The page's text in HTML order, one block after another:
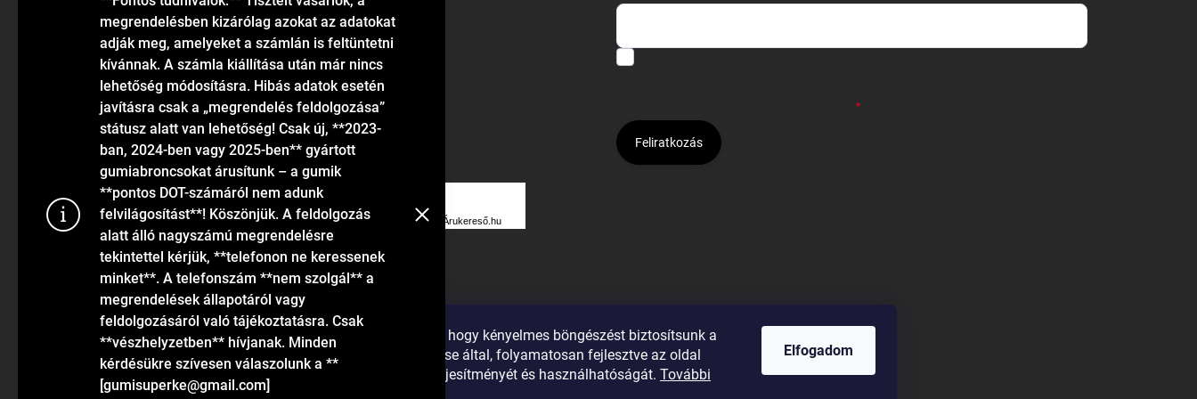
Sütiket használunk, hogy kényelmes böngészést biztosítsunk a
látogatások elemzése által, folyamatosan fejlesztve az oldal
funkcionalitását, teljesítményét és használhatóságát. További
Elfogadom
megrendelésben kizárólag azokat az adatokat
adják meg, amelyeket a számlán is feltüntetni
kívánnak. A számla kiállítása után már nincs
lehetőség módosításra. Hibás adatok esetén
javításra csak a „megrendelés feldolgozása”
státusz alatt van lehetőség! Csak új, **2023-
ban, 2024-ben vagy 2025-ben** gyártott
gumiabroncsokat árusítunk – a gumik
**pontos DOT-számáról nem adunk
felvilágosítást**! Köszönjük. A feldolgozás
alatt álló nagyszámú megrendelésre
tekintettel kérjük, **telefonon ne keressenek
minket**. A telefonszám **nem szolgál** a
megrendelések állapotáról vagy
feldolgozásáról való tájékoztatásra. Csak
**vészhelyzetben** hívjanak. Minden
kérdésükre szívesen válaszolunk a **
[gumisuperke@gmail.com]
Blog
Feliratkozás
KAPCSOLAT
info@gumiok.hu
+36705429902
R
Árukereső.hu
gumiok